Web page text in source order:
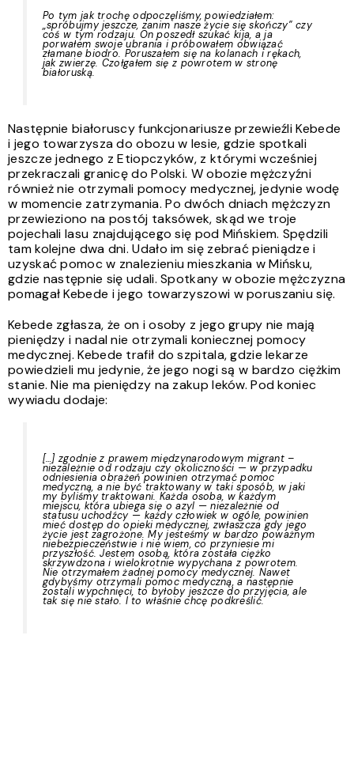
Po tym jak trochę odpoczęliśmy, powiedziałem:
„spróbujmy jeszcze, zanim nasze życie się skończy” czy
coś w tym rodzaju. On poszedł szukać kija, a ja
porwałem swoje ubrania i próbowałem obwiązać
złamane biodro. Poruszałem się na kolanach i rękach,
jak zwierzę. Czołgałem się z powrotem w stronę
białoruską.
Następnie białoruscy funkcjonariusze przewieźli Kebede
i jego towarzysza do obozu w lesie, gdzie spotkali
jeszcze jednego z Etiopczyków, z którymi wcześniej
przekraczali granicę do Polski. W obozie mężczyźni
również nie otrzymali pomocy medycznej, jedynie wodę
w momencie zatrzymania. Po dwóch dniach mężczyzn
przewieziono na postój taksówek, skąd we troje
pojechali lasu znajdującego się pod Mińskiem. Spędzili
tam kolejne dwa dni. Udało im się zebrać pieniądze i
uzyskać pomoc w znalezieniu mieszkania w Mińsku,
gdzie następnie się udali. Spotkany w obozie mężczyzna
pomagał Kebede i jego towarzyszowi w poruszaniu się.
Kebede zgłasza, że on i osoby z jego grupy nie mają
pieniędzy i nadal nie otrzymali koniecznej pomocy
medycznej. Kebede trafił do szpitala, gdzie lekarze
powiedzieli mu jedynie, że jego nogi są w bardzo ciężkim
stanie. Nie ma pieniędzy na zakup leków. Pod koniec
wywiadu dodaje:
[…] zgodnie z prawem międzynarodowym migrant –
niezależnie od rodzaju czy okoliczności — w przypadku
odniesienia obrażeń powinien otrzymać pomoc
medyczną, a nie być traktowany w taki sposób, w jaki
my byliśmy traktowani. Każda osoba, w każdym
miejscu, która ubiega się o azyl — niezależnie od
statusu uchodźcy — każdy człowiek w ogóle, powinien
mieć dostęp do opieki medycznej, zwłaszcza gdy jego
życie jest zagrożone. My jesteśmy w bardzo poważnym
niebezpieczeństwie i nie wiem, co przyniesie mi
przyszłość. Jestem osobą, która została ciężko
skrzywdzona i wielokrotnie wypychana z powrotem.
Nie otrzymałem żadnej pomocy medycznej. Nawet
gdybyśmy otrzymali pomoc medyczną, a następnie
zostali wypchnięci, to byłoby jeszcze do przyjęcia, ale
tak się nie stało. I to właśnie chcę podkreślić.